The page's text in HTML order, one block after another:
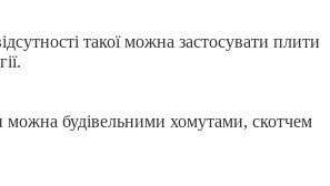
такої можна застосувати плити
можна будівельними хомутами, скотчем